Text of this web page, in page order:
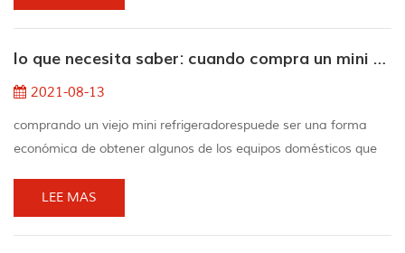
del equipo, así como el estado, la temporada y la hora de día
diferentes temperaturas. Productos...
lo que necesita saber: cuando compra un mini refrigerador de segunda mano
2021-08-13
comprando un viejo mini refrigeradorespuede ser una forma
económica de obtener algunos de los equipos domésticos que
tanto le costó ganar en el bolsillo. decide el tamaño y el tipo que
necesitas elija un frigorífico compacto entre tres sencillas
LEE MAS